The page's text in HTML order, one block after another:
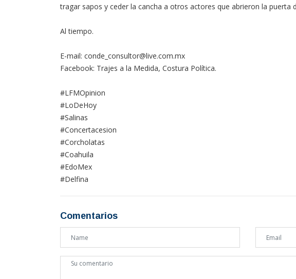
tragar sapos y ceder la cancha a otros actores que abrieron la puerta
Al tiempo.
E-mail: conde_consultor@live.com.mx
Facebook: Trajes a la Medida, Costura Política.
#LFMOpinion
#LoDeHoy
#Salinas
#Concertacesion
#Corcholatas
#Coahuila
#EdoMex
#Delfina
Comentarios